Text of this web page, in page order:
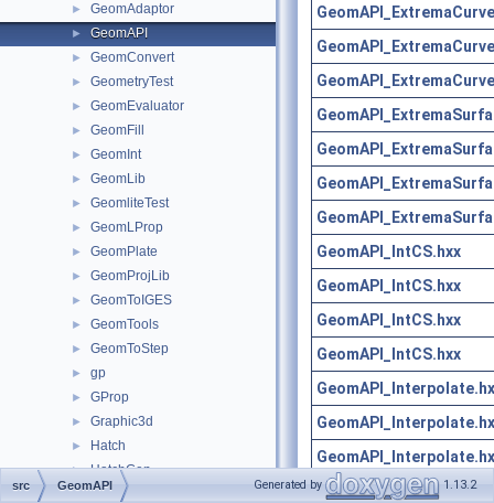
► GeomAdaptor
► GeomAPI
► GeomConvert
► GeometryTest
► GeomEvaluator
► GeomFill
► GeomInt
► GeomLib
► GeomliteTest
► GeomLProp
► GeomPlate
► GeomProjLib
► GeomToIGES
► GeomTools
► GeomToStep
► gp
► GProp
► Graphic3d
► Hatch
► HatchGen
► HeaderSection
GeomAPI_IntCS.hxx
GeomAPI_IntCS.hxx
GeomAPI_IntCS.hxx
GeomAPI_IntCS.hxx
GeomAPI_IntSS.hxx
src GeomAPI Generated by 1.13.2